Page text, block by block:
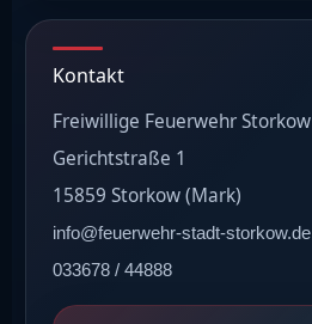
Kontakt
Freiwillige Feuerwehr Storkow
Gerichtstraße 1
15859 Storkow (Mark)
info@feuerwehr-stadt-storkow.de
033678 / 44888